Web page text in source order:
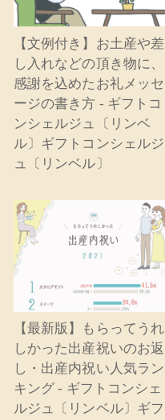
【文例付き】お土産や差
し入れなどの頂き物に、
感謝を込めたお礼メッセ
ージの書き方 - ギフトコ
ンシェルジュ〔リンベ
ル〕ギフトコンシェルジ
ュ〔リンベル〕
【最新版】もらってうれ
しかった出産祝いのお返
し・出産内祝い人気ラン
キング - ギフトコンシェ
ルジュ〔リンベル〕ギフ